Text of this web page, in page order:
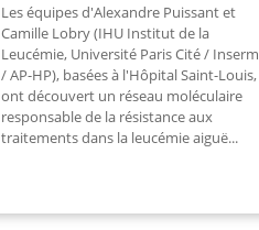
Les équipes d'Alexandre Puissant et
Camille Lobry (IHU Institut de la
Leucémie, Université Paris Cité / Inserm
/ AP-HP), basées à l'Hôpital Saint-Louis,
ont découvert un réseau moléculaire
responsable de la résistance aux
traitements dans la leucémie aiguë...